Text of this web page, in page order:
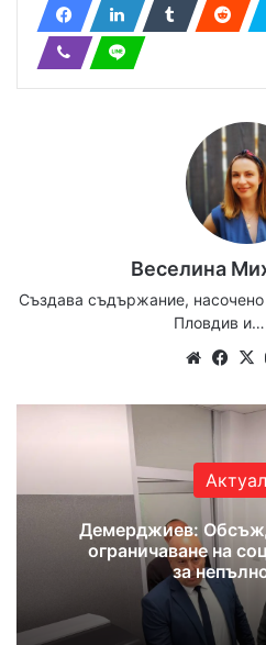
Веселина
Създава съдържание, насочено
Пловдив и…
Демерджиев:
ограничаване на
за